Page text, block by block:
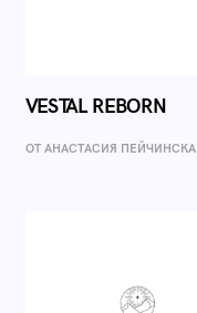
VESTAL REBORN
ОТ AНАСТАСИЯ ПЕЙЧИНСКА